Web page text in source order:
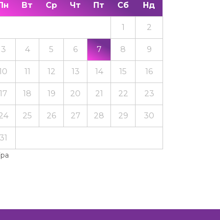
Вт Ср Чт Пт Сб Нд
1 2
3 4 5 6 7 8 9
11 12 13 14 15 16
18 19 20 21 22 23
25 26 27 28 29 30